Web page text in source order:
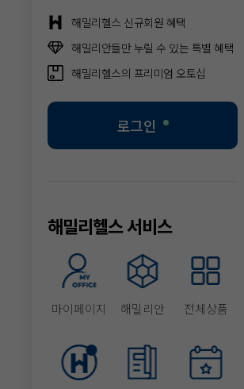
해밀리헬스 신규회원 혜택
해밀리안들만 누릴 수 있는 특별 혜택
해밀리헬스의 프리미엄 오토십
로그인
해밀리헬스 서비스
마이페이지 해밀리안 전체상품
양, 프리미엄, 국산콩,
, 간편간식, 건강간식
#산삼배양근,미강발효분말,수퍼
에너지,면역,황성주생식